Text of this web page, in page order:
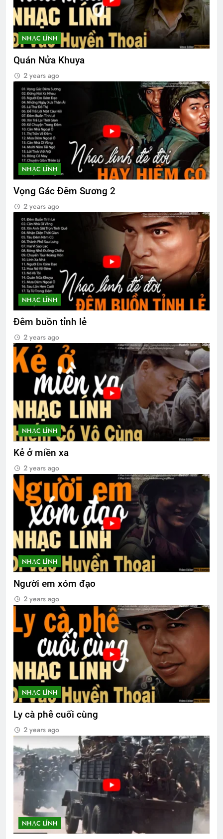
NHẠC LÍNH
Quán Nửa Khuya
2 years ago
NHẠC LÍNH
Vọng Gác Đêm Sương 2
2 years ago
NHẠC LÍNH
Đêm buồn tỉnh lẻ
2 years ago
NHẠC LÍNH
Kẻ ở miền xa
2 years ago
NHẠC LÍNH
Người em xóm đạo
2 years ago
NHẠC LÍNH
Ly cà phê cuối cùng
2 years ago
NHẠC LÍNH